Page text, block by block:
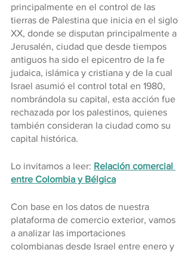
principalmente en el control de las
tierras de Palestina que inicia en el siglo
XX, donde se disputan principalmente a
Jerusalén, ciudad que desde tiempos
antiguos ha sido el epicentro de la fe
judaica, islámica y cristiana y de la cual
Israel asumió el control total en 1980,
nombrándola su capital, esta acción fue
rechazada por los palestinos, quienes
también consideran la ciudad como su
capital histórica.
Lo invitamos a leer: Relación comercial
entre Colombia y Bélgica
Con base en los datos de nuestra
plataforma de comercio exterior, vamos
a analizar las importaciones
colombianas desde Israel entre enero y